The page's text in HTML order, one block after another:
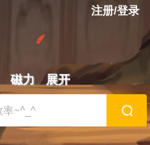
注册/登录
磁力 展开